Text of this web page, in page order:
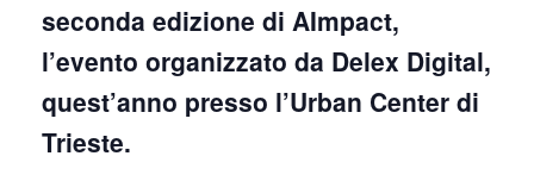
seconda edizione di AImpact,
l’evento organizzato da Delex Digital,
quest’anno presso l’Urban Center di
Trieste.